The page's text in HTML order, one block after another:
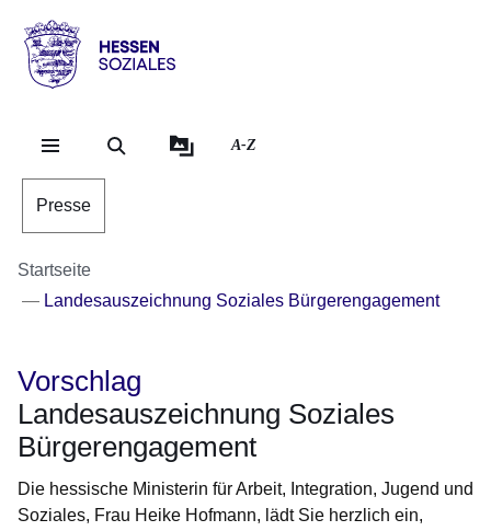
Hessen
Sozial
A-Z
Presse
Startseite
Landesauszeichnung Soziales Bürgerengagement
Vorschlag
Landesauszeichnung Soziales
Bürgerengagement
Die hessische Ministerin für Arbeit, Integration, Jugend und
Soziales, Frau Heike Hofmann, lädt Sie herzlich ein,